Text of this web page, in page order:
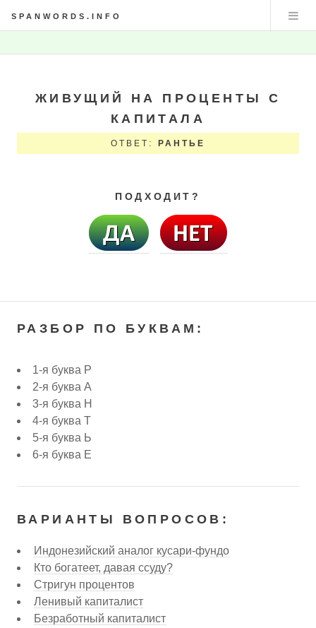
SPANWORDS.INFO
ЖИВУЩИЙ НА ПРОЦЕНТЫ С
КАПИТАЛА
ОТВЕТ: РАНТЬЕ
ПОДХОДИТ?
РАЗБОР ПО БУКВАМ:
1-я буква Р
2-я буква А
3-я буква Н
4-я буква Т
5-я буква Ь
6-я буква Е
ВАРИАНТЫ ВОПРОСОВ:
Индонезийский аналог кусари-фундо
Кто богатеет, давая ссуду?
Стригун процентов
Ленивый капиталист
Безработный капиталист